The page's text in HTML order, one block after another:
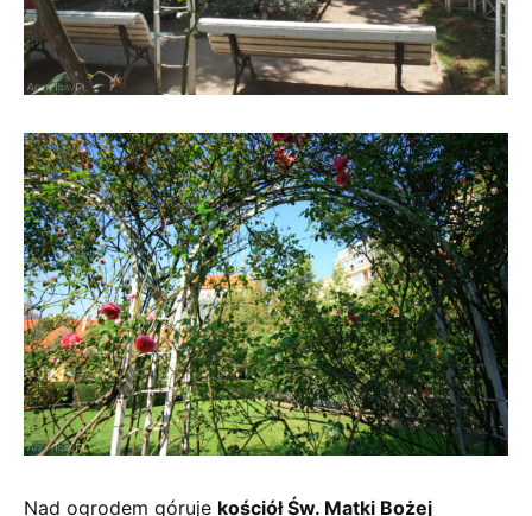
Nad ogrodem góruje kościół Św. Matki Bożej